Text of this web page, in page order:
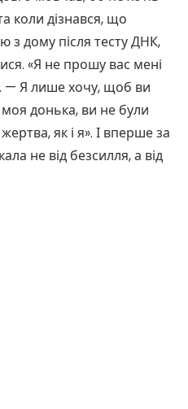
коли дізнався, що
з дому після тесту ДНК,
«Я не прошу вас мені
— Я лише хочу, щоб ви
донька, ви не були
як і я». І вперше за
не від безсилля, а від